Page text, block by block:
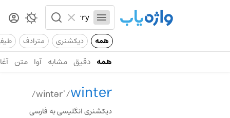
همه دیکشنری مترادف
همه دقیق مشابه آوا متن
winter
/ˈwintər/
دیکشنری انگلیسی به فارسی